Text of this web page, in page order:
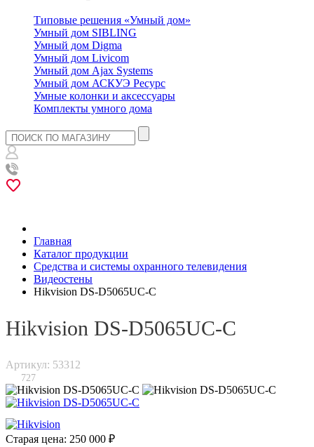
Типовые решения «Умный дом»
Умный дом SIBLING
Умный дом Digma
Умный дом Livicom
Умный дом Ajax Systems
Умный дом АСКУЭ Ресурс
Умные колонки и аксессуары
Комплекты умного дома
Главная
Каталог продукции
Средства и системы охранного телевидения
Видеостены
Hikvision DS-D5065UC-C
Hikvision DS-D5065UC-C
Артикул: 53312
727
Старая цена: 250 000 ₽